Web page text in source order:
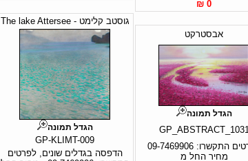
0 ₪
אבסטרקט
הגדל תמונה
GP_ABSTRACT_1031
לפרטים התקשרו: 09-7469906
מחיר החל מ
גוסטב קלימט - The lake Attersee
הגדל תמונה
GP-KLIMT-009
הדפסה בגדלים שונים, לפרטים